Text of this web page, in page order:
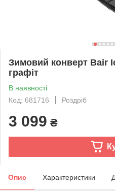
Зимовий конверт Bair
графіт
В наявності
Код: 681716
Роздріб
3 099 ₴
Опис Характеристики